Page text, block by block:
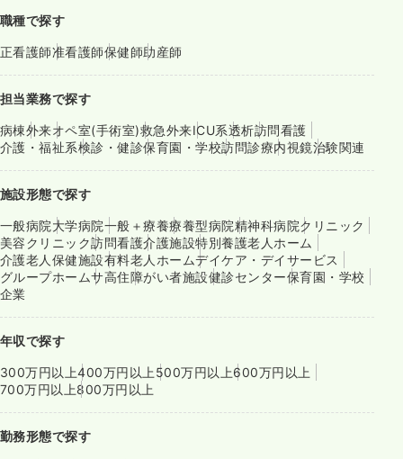
職種で探す
正看護師准看護師保健師助産師
担当業務で探す
病棟外来オペ室(手術室)救急外来ICU系透析訪問看護
介護・福祉系検診・健診保育園・学校訪問診療内視鏡治験関連
施設形態で探す
一般病院大学病院一般＋療養療養型病院精神科病院クリニック
美容クリニック訪問看護介護施設特別養護老人ホーム
介護老人保健施設有料老人ホームデイケア・デイサービス
グループホームサ高住障がい者施設健診センター保育園・学校
企業
年収で探す
300万円以上400万円以上 500万円以上600万円以上
700万円以上800万円以上
勤務形態で探す